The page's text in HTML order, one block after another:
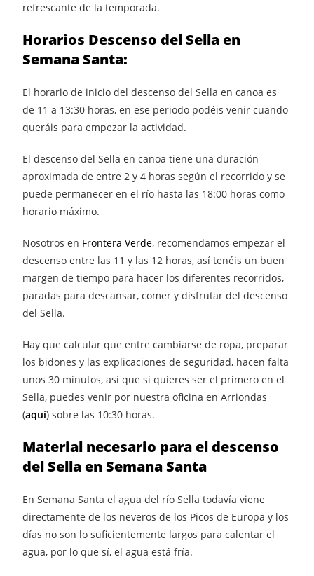
refrescante de la temporada.
Horarios Descenso del Sellaen
Semana Santa:
El horario de inicio del descenso del Sella en canoa es
de 11 a 13:30 horas, en ese periodo podéis venir cuando
queráis para empezar la actividad.
El descenso del Sella en canoa tiene una duración
aproximada de entre 2 y 4 horas según el recorrido y se
puede permanecer en el río hasta las 18:00 horas como
horario máximo.
Nosotros en Frontera Verde, recomendamos empezar el
descenso entre las 11 y las 12 horas, así tenéis un buen
margen de tiempo para hacer los diferentes recorridos,
paradas para descansar, comer y disfrutar del descenso
del Sella.
Hay que calcular que entre cambiarse de ropa, preparar
los bidones y las explicaciones de seguridad, hacen falta
unos 30 minutos, así que si quieres ser el primero en el
Sella, puedes venir por nuestra oficina en Arriondas
(aquí) sobre las 10:30 horas.
Material necesario para el descenso
del Sella en Semana Santa
En Semana Santa el agua del río Sella todavía viene
directamente de los neveros de los Picos de Europa y los
días no son lo suficientemente largos para calentar el
agua, por lo que sí, el agua está fría.